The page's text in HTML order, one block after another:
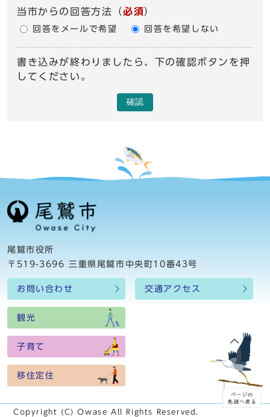
当市からの回答方法 （必須）
回答をメールで希望 回答を希望しない
書き込みが終わりましたら、下の確認ボタンを押
してください。
確認
尾鷲市役所
〒519-3696 三重県尾鷲市中央町10番43号
お問い合わせ 交通アクセス
観光
子育て
移住定住
Copyright (C) Owase All Rights Reserved.